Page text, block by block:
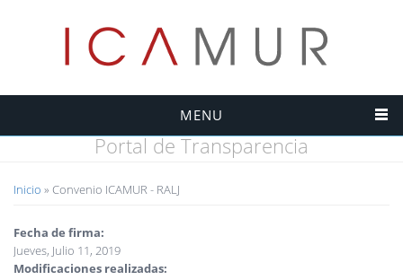
MENU
Portal de Transparencia
Usted está aquí
Inicio » Convenio ICAMUR - RALJ
Fecha de firma:
Jueves, Julio 11, 2019
Modificaciones realizadas: